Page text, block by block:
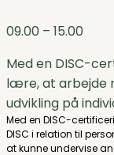
09.00 – 15.00
Med en DISC-
lære, at arbejde
udvikling på
Med en DISC-
DISC i relation til
at kunne undervise